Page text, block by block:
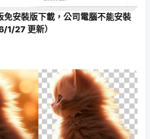
免安裝版下載，公司電腦不能安裝
1/27 更新）